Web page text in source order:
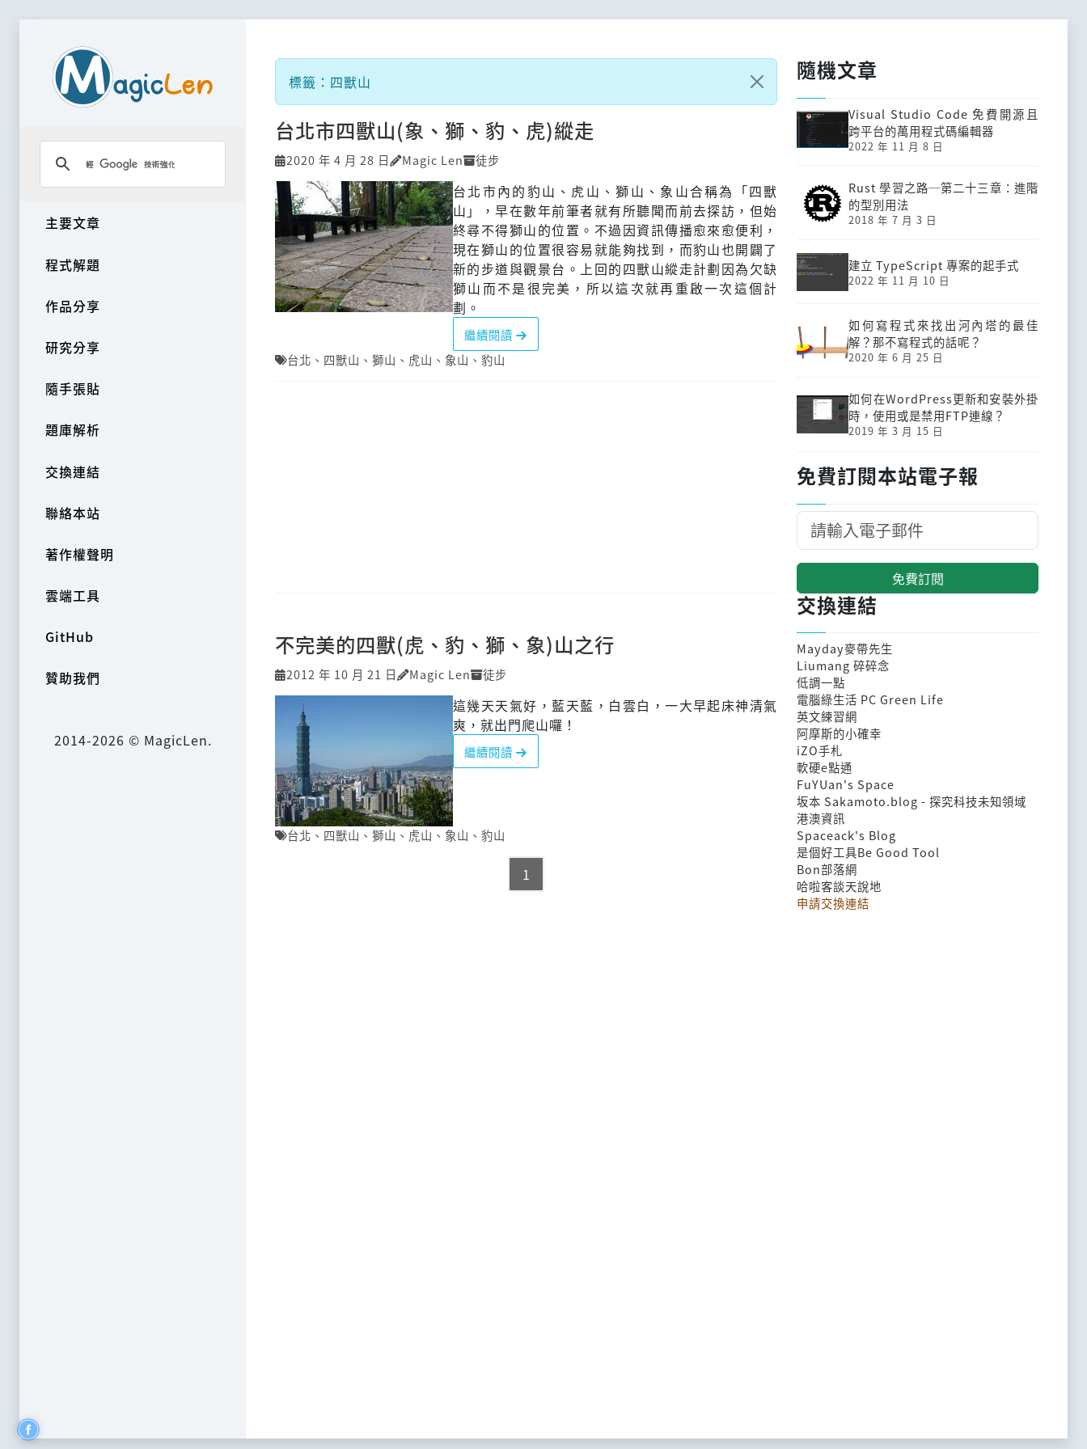
主要文章
程式解題
作品分享
研究分享
隨手張貼
題庫解析
交換連結
聯絡本站
著作權聲明
雲端工具
GitHub
贊助我們
2014-2026 © MagicLen.
標籤：四獸山
台北市四獸山(象、獅、豹、虎)縱走
2020 年 4 月 28 日 Magic Len 徒步
台北市內的豹山、虎山、獅山、象山合稱為「四獸
山」，早在數年前筆者就有所聽聞而前去探訪，但始
終尋不得獅山的位置。不過因資訊傳播愈來愈便利，
現在獅山的位置很容易就能夠找到，而豹山也開闢了
新的步道與觀景台。上回的四獸山縱走計劃因為欠缺
獅山而不是很完美，所以這次就再重啟一次這個計
劃。
繼續閱讀
台北 、 四獸山 、 獅山 、 虎山 、 象山 、 豹山
不完美的四獸(虎、豹、獅、象)山之行
2012 年 10 月 21 日 Magic Len 徒步
這幾天天氣好，藍天藍，白雲白，一大早起床神清氣
爽，就出門爬山囉！
繼續閱讀
台北 、 四獸山 、 獅山 、 虎山 、 象山 、 豹山
1
隨機文章
Visual Studio Code 免費開源且
跨平台的萬用程式碼編輯器
2022 年 11 月 8 日
Rust 學習之路─第二十三章：進階
的型別用法
2018 年 7 月 3 日
建立 TypeScript 專案的起手式
2022 年 11 月 10 日
如何寫程式來找出河內塔的最佳
解？那不寫程式的話呢？
2020 年 6 月 25 日
如何在WordPress更新和安裝外掛
時，使用或是禁用FTP連線？
2019 年 3 月 15 日
免費訂閱本站電子報
免費訂閱
交換連結
Mayday麥帶先生
Liumang 碎碎念
低調一點
電腦綠生活 PC Green Life
英文練習網
阿摩斯的小確幸
iZO手札
軟硬e點通
FuYUan's Space
坂本 Sakamoto.blog - 探究科技未知領域
港澳資訊
Spaceack's Blog
是個好工具Be Good Tool
Bon部落網
哈啦客談天說地
申請交換連結